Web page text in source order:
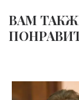
ВАМ